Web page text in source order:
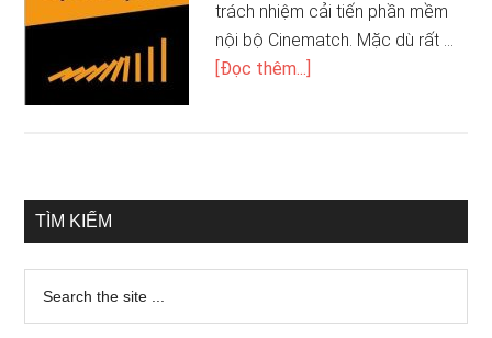
trách nhiệm cải tiến phần mềm
nội bộ Cinematch. Mặc dù rất …
[Đọc thêm...]
TÌM KIẾM